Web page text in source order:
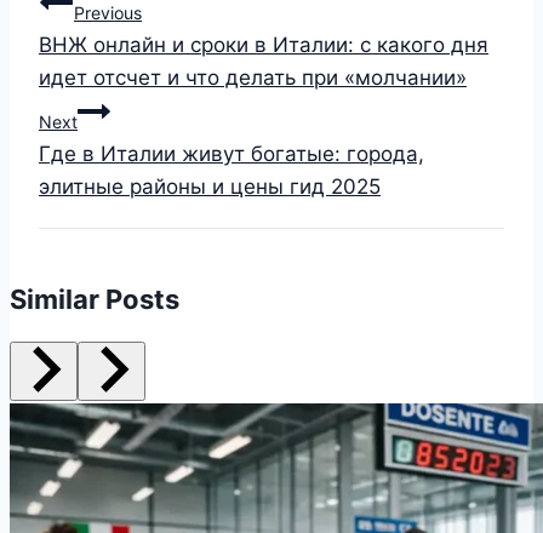
Previous
ВНЖ онлайн и сроки в Италии: с какого дня
идет отсчет и что делать при «молчании»
Next
Где в Италии живут богатые: города,
элитные районы и цены гид 2025
Similar Posts